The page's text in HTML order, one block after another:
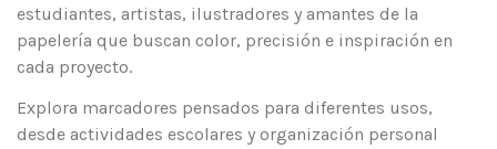
estudiantes, artistas, ilustradores y amantes de la
papelería que buscan color, precisión e inspiración en
cada proyecto.
Explora marcadores pensados para diferentes usos,
desde actividades escolares y organización personal